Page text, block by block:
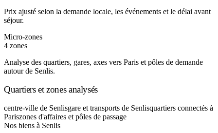
Prix ajusté selon la demande locale, les événements et le délai avant
séjour.
Micro-zones
4 zones
Analyse des quartiers, gares, axes vers Paris et pôles de demande
autour de Senlis.
Quartiers et zones analysés
centre-ville de Senlisgare et transports de Senlisquartiers connectés à
Pariszones d'affaires et pôles de passage
Nos biens à Senlis